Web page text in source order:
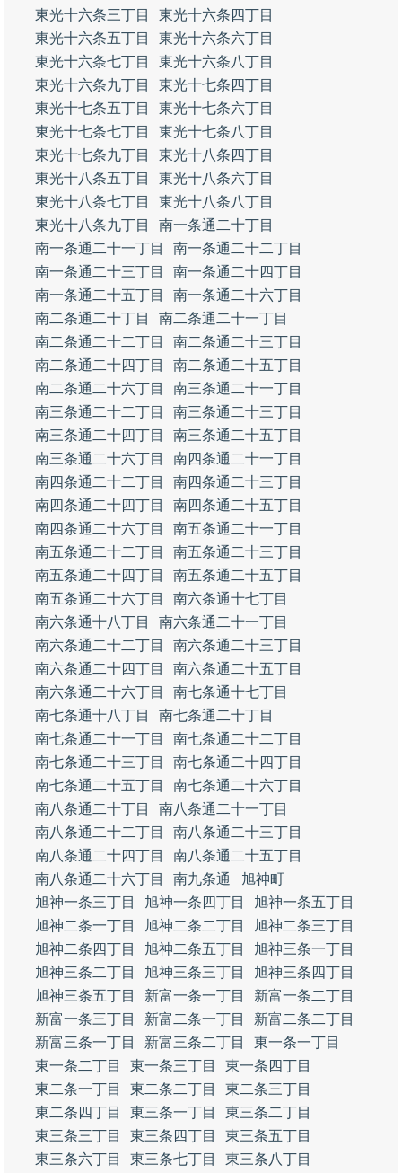
東光十六条三丁目
東光十六条四丁目
東光十六条五丁目
東光十六条六丁目
東光十六条七丁目
東光十六条八丁目
東光十六条九丁目
東光十七条四丁目
東光十七条五丁目
東光十七条六丁目
東光十七条七丁目
東光十七条八丁目
東光十七条九丁目
東光十八条四丁目
東光十八条五丁目
東光十八条六丁目
東光十八条七丁目
東光十八条八丁目
東光十八条九丁目
南一条通二十丁目
南一条通二十一丁目
南一条通二十二丁目
南一条通二十三丁目
南一条通二十四丁目
南一条通二十五丁目
南一条通二十六丁目
南二条通二十丁目
南二条通二十一丁目
南二条通二十二丁目
南二条通二十三丁目
南二条通二十四丁目
南二条通二十五丁目
南二条通二十六丁目
南三条通二十一丁目
南三条通二十二丁目
南三条通二十三丁目
南三条通二十四丁目
南三条通二十五丁目
南三条通二十六丁目
南四条通二十一丁目
南四条通二十二丁目
南四条通二十三丁目
南四条通二十四丁目
南四条通二十五丁目
南四条通二十六丁目
南五条通二十一丁目
南五条通二十二丁目
南五条通二十三丁目
南五条通二十四丁目
南五条通二十五丁目
南五条通二十六丁目
南六条通十七丁目
南六条通十八丁目
南六条通二十一丁目
南六条通二十二丁目
南六条通二十三丁目
南六条通二十四丁目
南六条通二十五丁目
南六条通二十六丁目
南七条通十七丁目
南七条通十八丁目
南七条通二十丁目
南七条通二十一丁目
南七条通二十二丁目
南七条通二十三丁目
南七条通二十四丁目
南七条通二十五丁目
南七条通二十六丁目
南八条通二十丁目
南八条通二十一丁目
南八条通二十二丁目
南八条通二十三丁目
南八条通二十四丁目
南八条通二十五丁目
南八条通二十六丁目
南九条通
旭神町
旭神一条三丁目
旭神一条四丁目
旭神一条五丁目
旭神二条一丁目
旭神二条二丁目
旭神二条三丁目
旭神二条四丁目
旭神二条五丁目
旭神三条一丁目
旭神三条二丁目
旭神三条三丁目
旭神三条四丁目
旭神三条五丁目
新富一条一丁目
新富一条二丁目
新富一条三丁目
新富二条一丁目
新富二条二丁目
新富三条一丁目
新富三条二丁目
東一条一丁目
東一条二丁目
東一条三丁目
東一条四丁目
東二条一丁目
東二条二丁目
東二条三丁目
東二条四丁目
東三条一丁目
東三条二丁目
東三条三丁目
東三条四丁目
東三条五丁目
東三条六丁目
東三条七丁目 東三条八丁目